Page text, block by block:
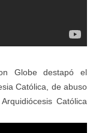
Globe destapó el
Católica, de abuso
Católica